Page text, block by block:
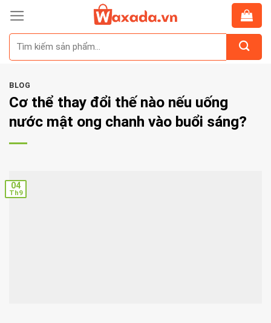
Skip
content
BLOG
Cơ thể thay đổi thế nào nếu uống
nước mật ong chanh vào buổi sáng?
04
Th9